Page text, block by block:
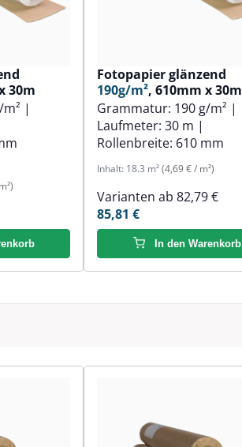
30m
|
Fotopapier glänzend
190g/m², 610mm x 30m
Grammatur: 190 g/m² |
Laufmeter: 30 m |
Rollenbreite: 610 mm
Inhalt: 18.3 m²(4,69 € / m²)
Varianten ab 82,79 €
85,81 €
In den Warenkorb